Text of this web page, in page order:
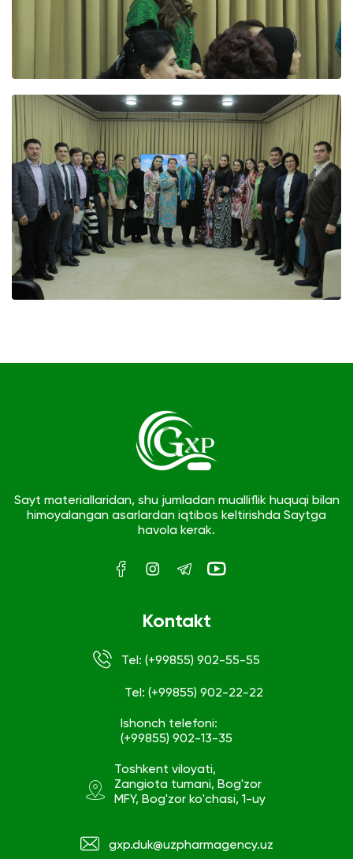
Sayt materiallaridan, shu jumladan mualliflik huquqi bilan
himoyalangan asarlardan iqtibos keltirishda Saytga
havola kerak.
Kontakt
Tel: (+99855) 902-55-55
Tel: (+99855) 902-22-22
Ishonch telefoni:
(+99855) 902-13-35
Toshkent viloyati,
Zangiota tumani, Bog'zor
MFY, Bog'zor ko'chasi, 1-uy
gxp.duk@uzpharmagency.uz